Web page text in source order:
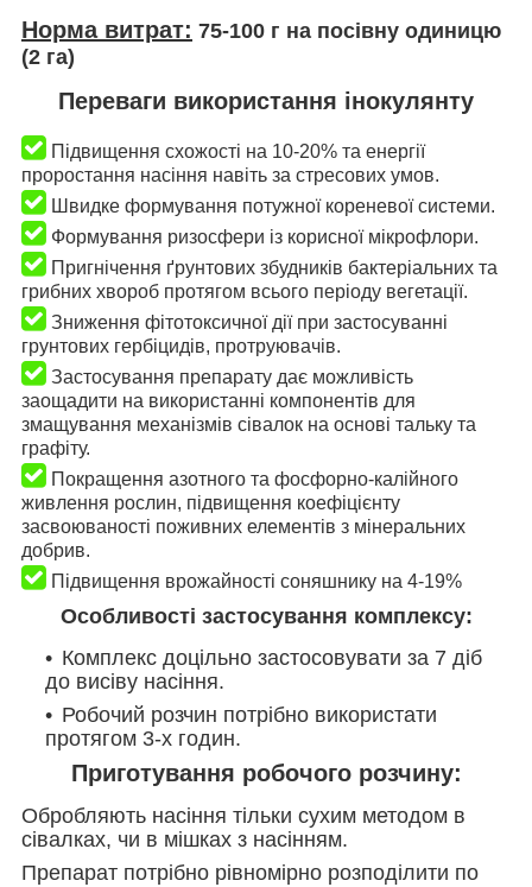
Норма витрат: 75-100 г на посівну одиницю
(2 га)
Переваги використання інокулянту
Підвищення схожості на 10-20% та енергії
проростання насіння навіть за стресових умов.
Швидке формування потужної кореневої системи.
Формування ризосфери із корисної мікрофлори.
Пригнічення ґрунтових збудників бактеріальних та
грибних хвороб протягом всього періоду вегетації.
Зниження фітотоксичної дії при застосуванні
грунтових гербіцидів, протруювачів.
Застосування препарату дає можливість
заощадити на використанні компонентів для
змащування механізмів сівалок на основі тальку та
графіту.
Покращення азотного та фосфорно-калійного
живлення рослин, підвищення коефіцієнту
засвоюваності поживних елементів з мінеральних
добрив.
Підвищення врожайності соняшнику на 4-19%
Особливості застосування комплексу:
Комплекс доцільно застосовувати за 7 діб
до висіву насіння.
Робочий розчин потрібно використати
протягом 3-х годин.
Приготування робочого розчину:
Обробляють насіння тільки сухим методом в
сівалках, чи в мішках з насінням.
Препарат потрібно рівномірно розподілити по